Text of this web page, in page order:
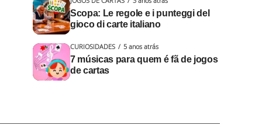
Scopa: Le regole e i punteggi del
gioco di carte italiano
CURIOSIDADES 5 anos atrás
7 músicas para quem é fã de jogos
de cartas